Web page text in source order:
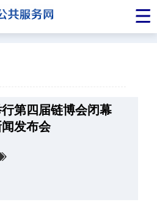
第四届链博会闭幕
发布会